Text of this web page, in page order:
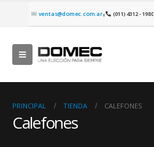
ventas@domec.com.ar| (011) 4312 - 1980
PRINCIPAL TIENDA CALEFONES
Calefones